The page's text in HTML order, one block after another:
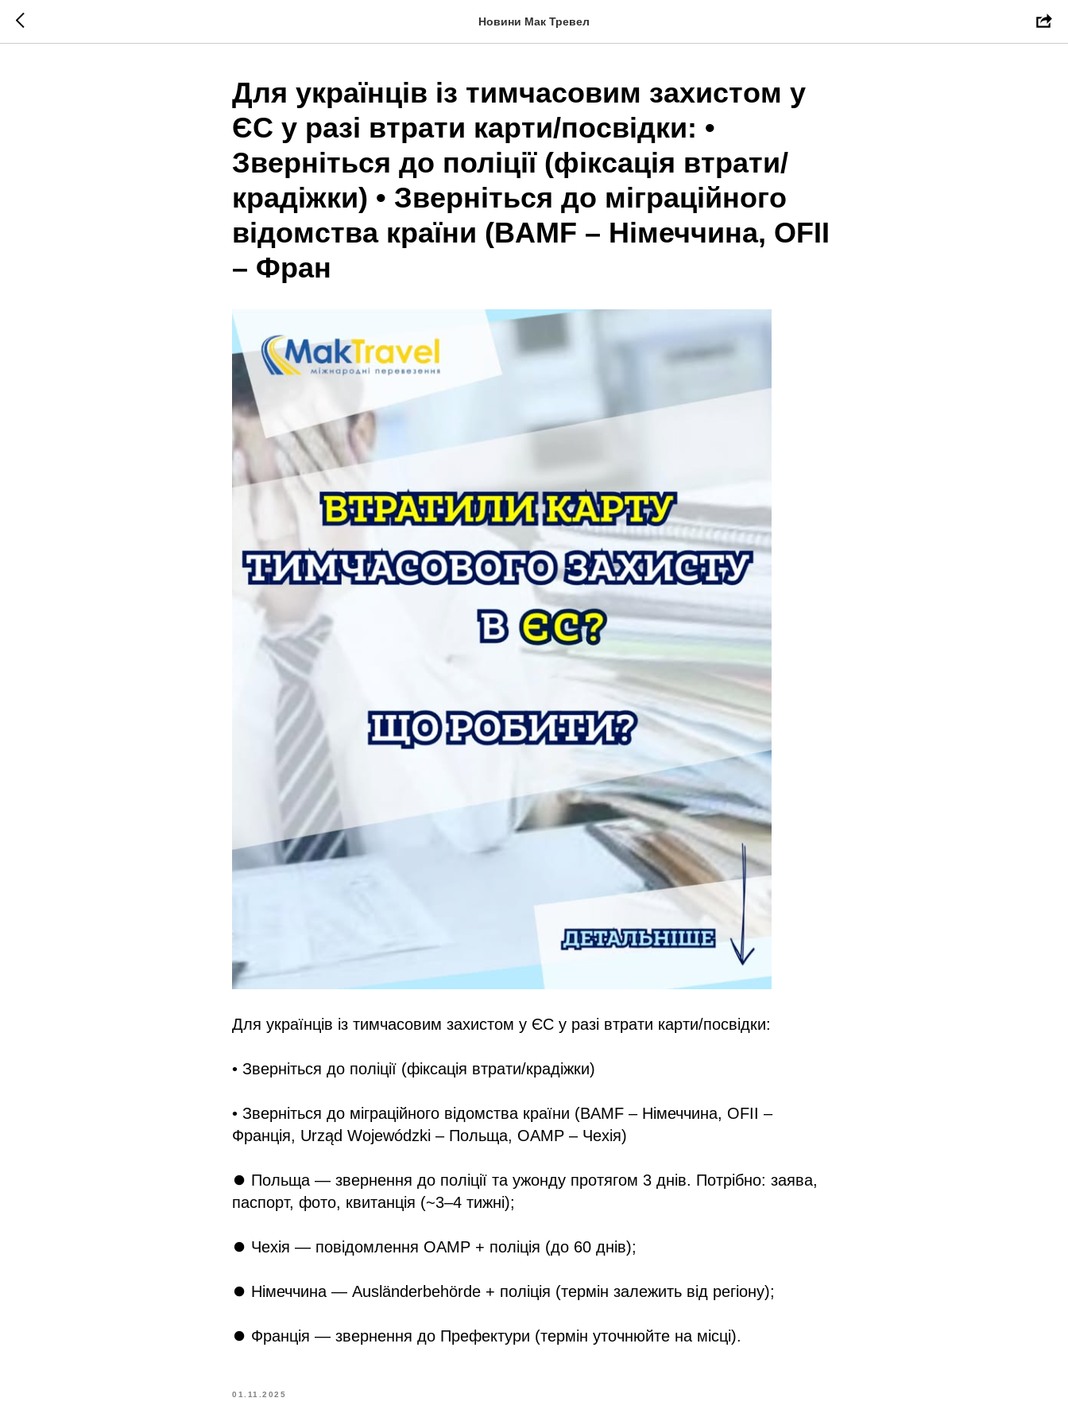
Новини Мак Тревел
Для українців із тимчасовим захистом у
ЄС у разі втрати карти/посвідки: •
Зверніться до поліції (фіксація втрати/
крадіжки) • Зверніться до міграційного
відомства країни (BAMF – Німеччина, OFII
– Фран
Для українців із тимчасовим захистом у ЄС у разі втрати карти/посвідки:
• Зверніться до поліції (фіксація втрати/крадіжки)
• Зверніться до міграційного відомства країни (BAMF – Німеччина, OFII –
Франція, Urząd Wojewódzki – Польща, OAMP – Чехія)
⏺ Польща — звернення до поліції та ужонду протягом 3 днів. Потрібно: заява,
паспорт, фото, квитанція (~3–4 тижні);
⏺ Чехія — повідомлення OAMP + поліція (до 60 днів);
⏺ Німеччина — Ausländerbehörde + поліція (термін залежить від регіону);
⏺ Франція — звернення до Префектури (термін уточнюйте на місці).
01.11.2025